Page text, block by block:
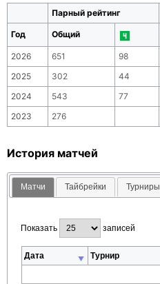
Парный рейтинг
Год Общий
2026 651 98
2025
302 44
2024
543 77
2023
276
История матчей
Матчи Тайбрейки Турниры
Показать записей
Дата Турнир